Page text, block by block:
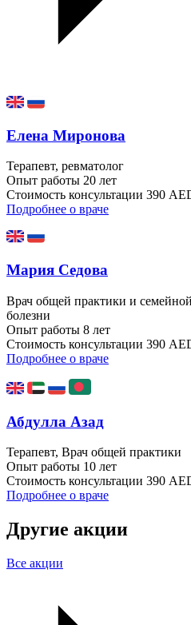
Елена Миронова
Терапевт, ревматолог
Опыт работы 20 лет
Стоимость консультации 390
Подробнее о враче
Мария Седова
Врач общей практики и
болезни
Опыт работы 8 лет
Стоимость консультации 390
Подробнее о враче
Абдулла Азад
Терапевт, Врач общей практики
Опыт работы 10 лет
Стоимость консультации 390
Подробнее о враче
Другие акции
Все акции